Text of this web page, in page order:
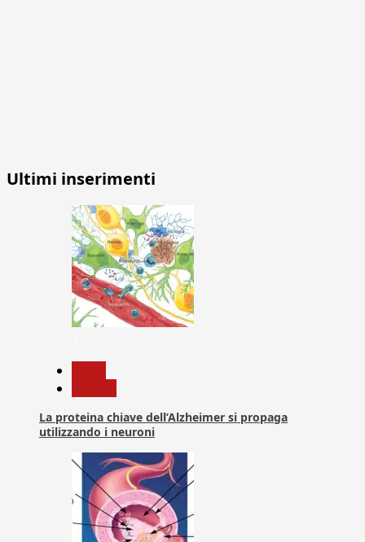
Ultimi inserimenti
La proteina chiave dell’Alzheimer si propaga
utilizzando i neuroni